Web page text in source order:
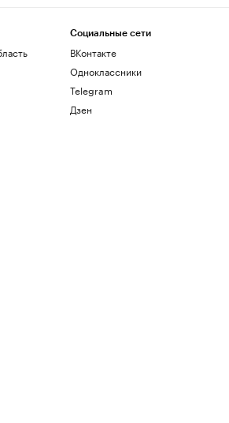
Социальные сети
ВКонтакте
Одноклассники
Telegram
Дзен